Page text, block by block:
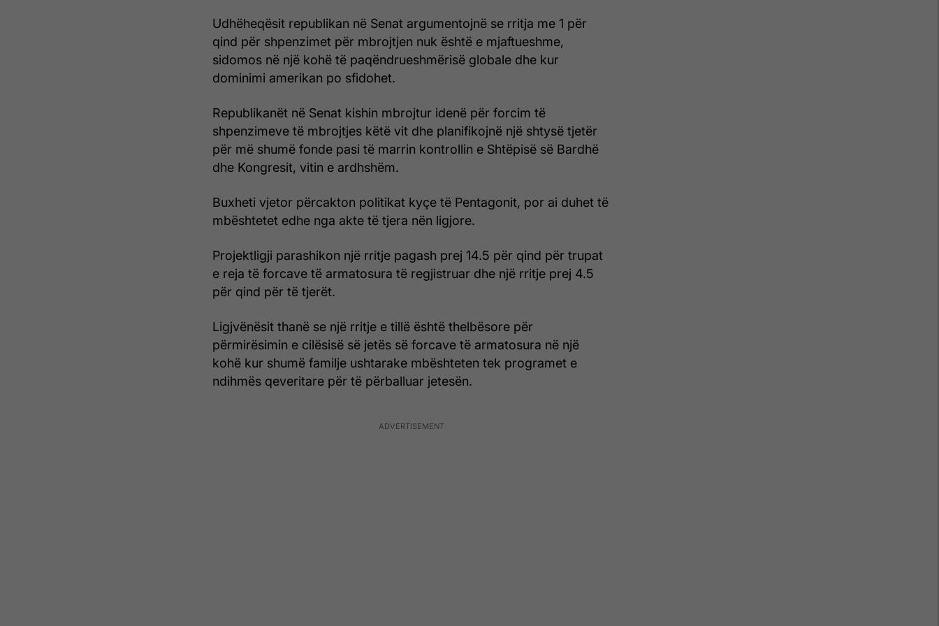
Udhëheqësit republikan në Senat argumentojnë se rritja me 1 për
qind për shpenzimet për mbrojtjen nuk është e mjaftueshme,
sidomos në një kohë të paqëndrueshmërisë globale dhe kur
dominimi amerikan po sfidohet.
Republikanët në Senat kishin mbrojtur idenë për forcim të
shpenzimeve të mbrojtjes këtë vit dhe planifikojnë një shtysë tjetër
për më shumë fonde pasi të marrin kontrollin e Shtëpisë së Bardhë
dhe Kongresit, vitin e ardhshëm.
Buxheti vjetor përcakton politikat kyçe të Pentagonit, por ai duhet të
mbështetet edhe nga akte të tjera nën ligjore.
Projektligji parashikon një rritje pagash prej 14.5 për qind për trupat
e reja të forcave të armatosura të regjistruar dhe një rritje prej 4.5
për qind për të tjerët.
Ligjvënësit thanë se një rritje e tillë është thelbësore për
përmirësimin e cilësisë së jetës së forcave të armatosura në një
kohë kur shumë familje ushtarake mbështeten tek programet e
ndihmës qeveritare për të përballuar jetesën.